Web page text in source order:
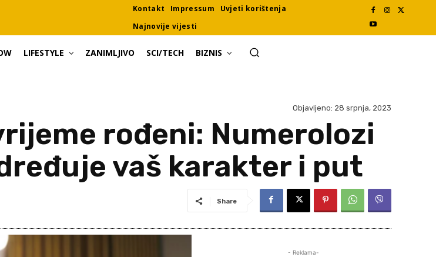
Kontakt Impressum
Uvjeti korištenja
Najnovije vijesti
LIFESTYLE ZANIMLJIVO SCI/TECH BIZNIS
Objavljeno: 28 srpnja, 2023
rođeni: Numerolozi
vaš karakter i put
Share
- Reklama-